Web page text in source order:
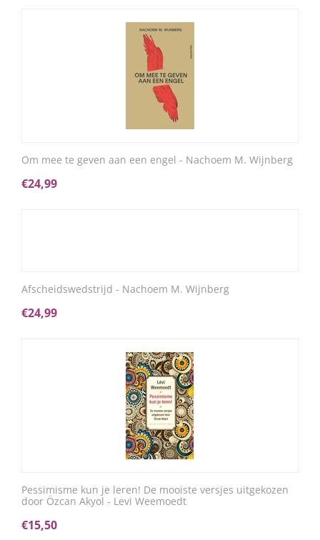
Om mee te geven aan een engel - Nachoem M. Wijnberg
€24,99
Afscheidswedstrijd - Nachoem M. Wijnberg
€24,99
Pessimisme kun je leren! De mooiste versjes uitgekozen
door Özcan Akyol - Levi Weemoedt
€15,50